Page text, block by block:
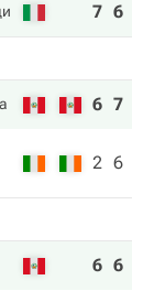
7 6
6 7
2 6
6 6